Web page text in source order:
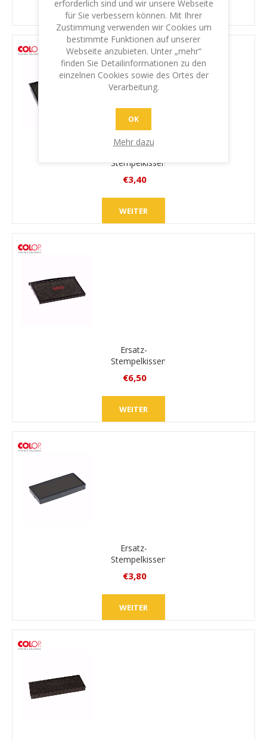
MwSt.
zzgl.
Versand
WEITER
Stempelkissen
Colop E/38
€3,40
zzgl.
WEITER
Ersatz-
Stempelkissen
Colop
E/3900
€6,50
zzgl.
WEITER
Ersatz-
Stempelkissen
Colop E/40
€3,80
zzgl.
WEITER
erforderlich sind und wir unsere Webseite
für Sie verbessern können. Mit Ihrer
Zustimmung verwenden wir Cookies um
bestimmte Funktionen auf unserer
Webseite anzubieten. Unter „mehr“
finden Sie Detailinformationen zu den
einzelnen Cookies sowie des Ortes der
Verarbeitung.
OK
Mehr dazu